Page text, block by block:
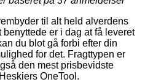
til alt held alverdens
benyttede er i dag at få leveret
du blot gå forbi efter din
for det. Fragttypen er
den mest prisbevidste
OneTool.